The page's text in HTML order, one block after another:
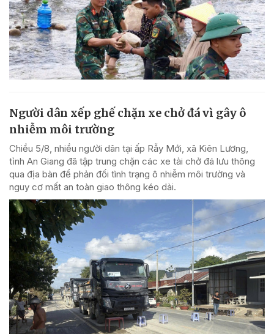
Người dân xếp ghế chặn xe chở đá vì gây ô
nhiễm môi trường
Chiều 5/8, nhiều người dân tại ấp Rẫy Mới, xã Kiên Lương,
tỉnh An Giang đã tập trung chặn các xe tải chở đá lưu thông
qua địa bàn để phản đối tình trạng ô nhiễm môi trường và
nguy cơ mất an toàn giao thông kéo dài.